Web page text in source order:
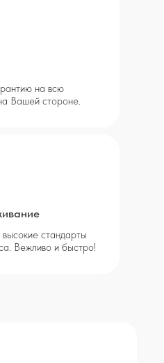
на всю
Вашей стороне.
стандарты
Вежливо и быстро!